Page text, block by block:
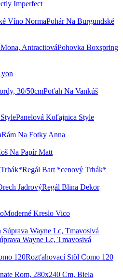
Imperfect
Pohár Na Burgundské
Pohovka Boxspring
Poťah Na Vankúš
Panelová Koľajnica Style
Rám Na Fotky Anna
Na Papír Matt
Regál Bart *cenový Trhák*
Regál Blina Dekor
Moderné Kreslo Vico
Wayne Lc, Tmavosivá
Rozťahovací Stôl Como 120